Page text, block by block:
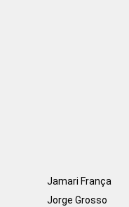
Jamari França
Jorge Grosso